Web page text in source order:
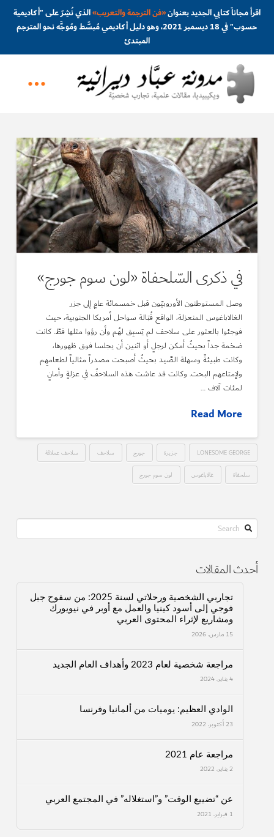
اقرأ مجاناً كتابي الجديد بعنوان«فن الترجمة والتعريب»الذي نُشِرَ على "أكاديمية
حسوب" في 18 ديسمبر 2021، وهو دليل أكاديمي مُبسَّط ومُوجَّه نحو المترجم
المبتدئ
في ذكرى السّلحفاة «لون سوم جورج»
وصل المستوطنون الأوروبيّون قبل خمسمائة عامٍ إلى جزر
الغالاباغوس المنعزلة، الواقع قُبَالة سواحل أمريكا الجنوبية، حيث
فوجئوا بالعثور على سلاحف لم يَسبِق لهُم وأن رؤوا مثلها قطّ. كانت
ضخمة جداً بحيثُ أمكن لرجلٍ أو اثنين أن يجلسا فوق ظهورها،
وكانت طبيئةً وسهلة الصَّيد بحيثُ أصبحت مصدراً مثالياً لطعامهِم
ولإمتاعهم البحت. وكانت قد عاشت هذه السلاحفُ في عزلةٍ وأمانٍ
لمئات آلاف …
Read More
LONESOME GEORGE جزيرة جورج سلاحف سلاحف عملاقة
سلحفاة غالاباغوس لون سوم جورج
Search
أحدث المقالات
تجاربي الشخصية ورحلاتي لسنة 2025: من سفوح جبل
فوجي إلى أسود كينيا والعمل مع أوبر في نيويورك
ومشاريع لإثراء المحتوى العربي
15 مارس، 2026
مراجعة شخصية لعام 2023 وأهداف العام الجديد
4 يناير، 2024
الوادي العظيم: يوميات من ألمانيا وفرنسا
23 أكتوبر، 2022
مراجعة عام 2021
2 يناير، 2022
عن “تضييع الوقت” و”استغلاله” في المجتمع العربي
1 فبراير، 2021